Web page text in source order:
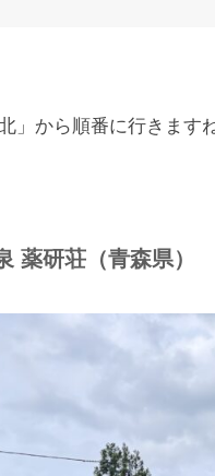
」から順番に行きます
薬研荘（青森県）